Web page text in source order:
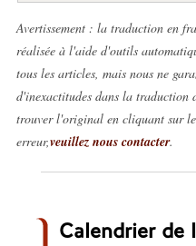
Avertissement : la traduction en
réalisée à l'aide d'outils
tous les articles, mais nous ne
d'inexactitudes dans la traduction
trouver l'original en cliquant sur
erreur,veuillez nous contacter.
Calendrier de